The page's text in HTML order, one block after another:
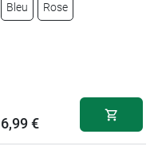
Bleu Rose
6,99 €